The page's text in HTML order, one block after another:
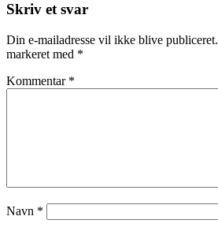
Skriv et svar
Din e-mailadresse vil ikke blive publiceret.
markeret med *
Kommentar *
Navn *